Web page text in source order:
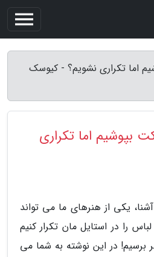
اما تکراری نشویم؟ - کیوسک
بپوشیم اما تکراری
یکی از هنرهای ما می تواند
را در استایل مان تکرار کنیم
برسیم! در این نوشته به شما می